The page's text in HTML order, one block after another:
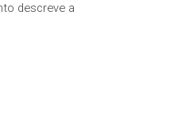
descreve a